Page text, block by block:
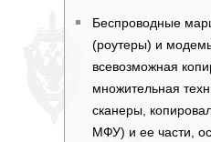
Беспроводные
(роутеры) и
всевозможная
множительная
сканеры,
МФУ) и ее части,